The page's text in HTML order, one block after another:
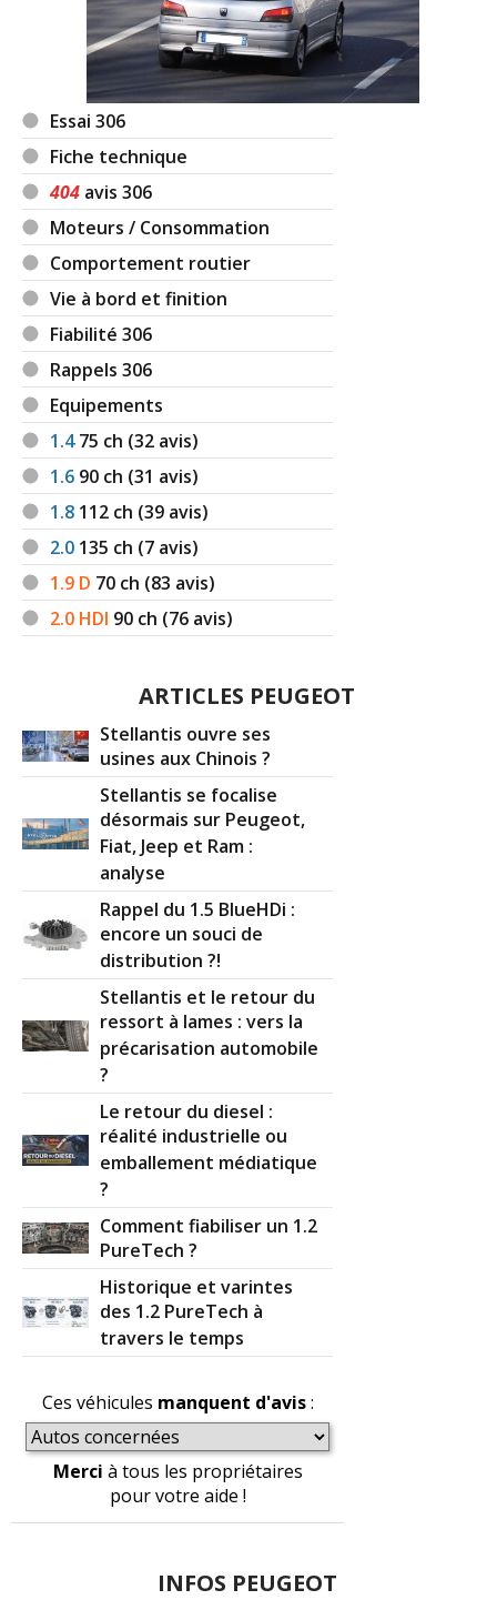
Essai 306
Fiche technique
404 avis 306
Moteurs / Consommation
Comportement routier
Vie à bord et finition
Fiabilité 306
Rappels 306
Equipements
1.475 ch (32 avis)
1.6 90 ch (31 avis)
1.8 112 ch (39 avis)
2.0 135 ch (7 avis)
1.9 D 70 ch (83 avis)
2.0 HDI 90 ch (76 avis)
ARTICLES PEUGEOT
Stellantis ouvre ses
usines aux Chinois ?
Stellantis se focalise
désormais sur Peugeot,
Fiat, Jeep et Ram :
analyse
Rappel du 1.5 BlueHDi :
encore un souci de
distribution ?!
Stellantis et le retour du
ressort à lames : vers la
précarisation automobile
?
Le retour du diesel :
réalité industrielle ou
emballement médiatique
?
Comment fiabiliser un 1.2
PureTech ?
Historique et varintes
des 1.2 PureTech à
travers le temps
Ces véhicules manquent d'avis:
Merci à tous les propriétaires
pour votre aide !
INFOS PEUGEOT